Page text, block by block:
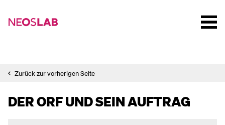
Zurück zur vorherigen Seite
DER ORF UND SEIN AUFTRAG